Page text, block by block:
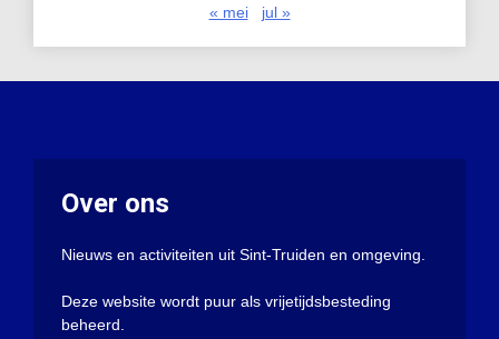
« mei jul »
Over ons
Nieuws en activiteiten uit Sint-Truiden en omgeving.
Deze website wordt puur als vrijetijdsbesteding
beheerd.